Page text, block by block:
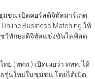
ชน เปิดคอร์สดิจิทัลมาร์เกต
Business Matching ให้
ว์ทักษะดิจิทัลแข่งขันไลฟ์สด
ย (ททท.) เปิดเผยว่า ททท. ได้
รุ่นใหม่ในชุมชน โดยได้เปิด